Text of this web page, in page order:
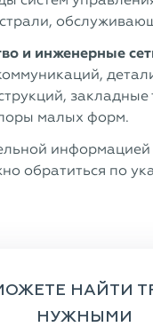
и инженерные
закладные
малых форм.
информацией
обратиться по
НАЙТИ
НУЖНЫМИ